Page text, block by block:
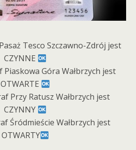
Tesco Szczawno-Zdrój jest
CZYNNE
Góra Wałbrzych jest
OTWARTE
Przy Ratusz Wałbrzych jest
CZYNNY
Śródmieście Wałbrzych jest
OTWARTY